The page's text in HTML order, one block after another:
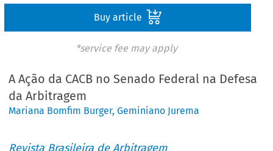
Buy article
*service fee may apply
A Ação da CACB no Senado Federal na Defesa
da Arbitragem
Mariana Bomfim Burger,Geminiano Jurema
Revista Brasileira de Arbitragem